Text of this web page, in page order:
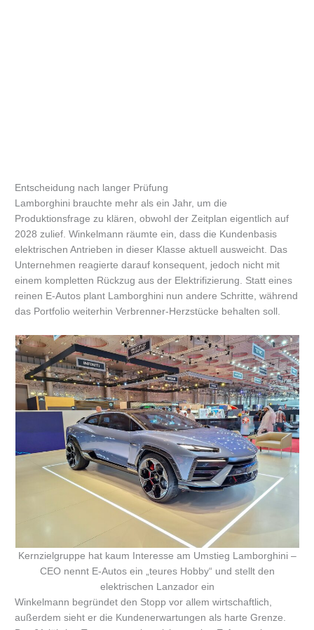
Entscheidung nach langer Prüfung
Lamborghini brauchte mehr als ein Jahr, um die
Produktionsfrage zu klären, obwohl der Zeitplan eigentlich auf
2028 zulief. Winkelmann räumte ein, dass die Kundenbasis
elektrischen Antrieben in dieser Klasse aktuell ausweicht. Das
Unternehmen reagierte darauf konsequent, jedoch nicht mit
einem kompletten Rückzug aus der Elektrifizierung. Statt eines
reinen E-Autos plant Lamborghini nun andere Schritte, während
das Portfolio weiterhin Verbrenner-Herzstücke behalten soll.
Kernzielgruppe hat kaum Interesse am Umstieg Lamborghini –
CEO nennt E-Autos ein „teures Hobby“ und stellt den
elektrischen Lanzador ein
Winkelmann begründet den Stopp vor allem wirtschaftlich,
außerdem sieht er die Kundenerwartungen als harte Grenze.